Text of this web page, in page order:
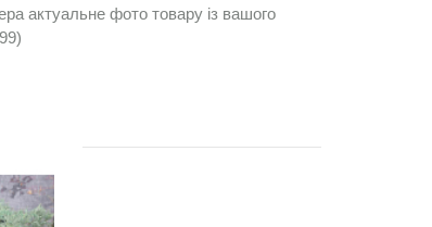
актуальне фото товару із вашого